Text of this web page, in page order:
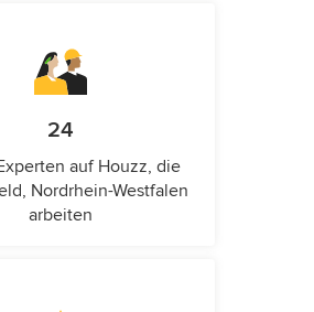
24
auf Houzz, die
Nordrhein-Westfalen
arbeiten